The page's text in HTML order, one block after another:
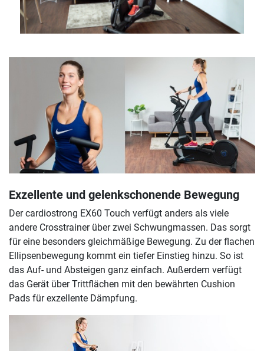
Exzellente und gelenkschonende Bewegung
Der cardiostrong EX60 Touch verfügt anders als viele
andere Crosstrainer über zwei Schwungmassen. Das sorgt
für eine besonders gleichmäßige Bewegung. Zu der flachen
Ellipsenbewegung kommt ein tiefer Einstieg hinzu. So ist
das Auf- und Absteigen ganz einfach. Außerdem verfügt
das Gerät über Trittflächen mit den bewährten Cushion
Pads für exzellente Dämpfung.